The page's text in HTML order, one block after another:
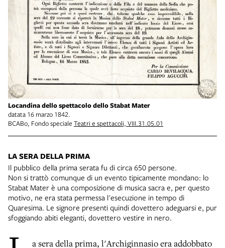
Locandina dello spettacolo dello Stabat Mater
datata 16 marzo 1842.
BCABo, Fondo speciale Teatri e spettacoli, VIII.31.05.01
LA SERA DELLA PRIMA
Il pubblico della prima serata fu di circa 650 persone.
Non si trattò comunque di un evento tipicamente mondano: lo
Stabat Mater è una composizione di musica sacra e, per questo
motivo, ne era stata permessa l'esecuzione in tempo di
Quaresima. Le signore presenti quindi dovettero adeguarsi e, pur
sfoggiando abiti eleganti, dovettero vestire in nero.
a sera della prima, l'Archiginnasio era addobbato